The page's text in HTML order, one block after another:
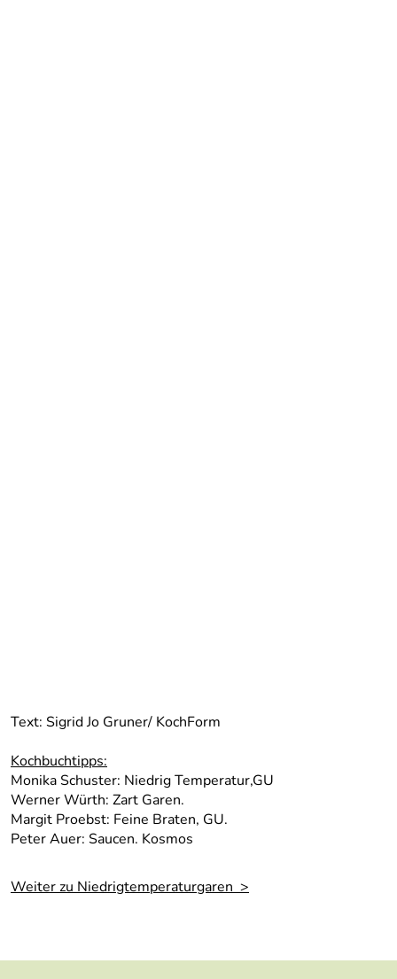
Text: Sigrid Jo Gruner/ KochForm
Kochbuchtipps:
Monika Schuster: Niedrig Temperatur,GU
Werner Würth: Zart Garen.
Margit Proebst: Feine Braten, GU.
Peter Auer: Saucen. Kosmos
Weiter zu Niedrigtemperaturgaren >